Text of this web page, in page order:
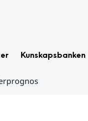
Kunskapsbanken